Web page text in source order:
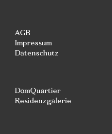
AGB
Impressum
Datenschutz
DomQuartier
Residenzgalerie